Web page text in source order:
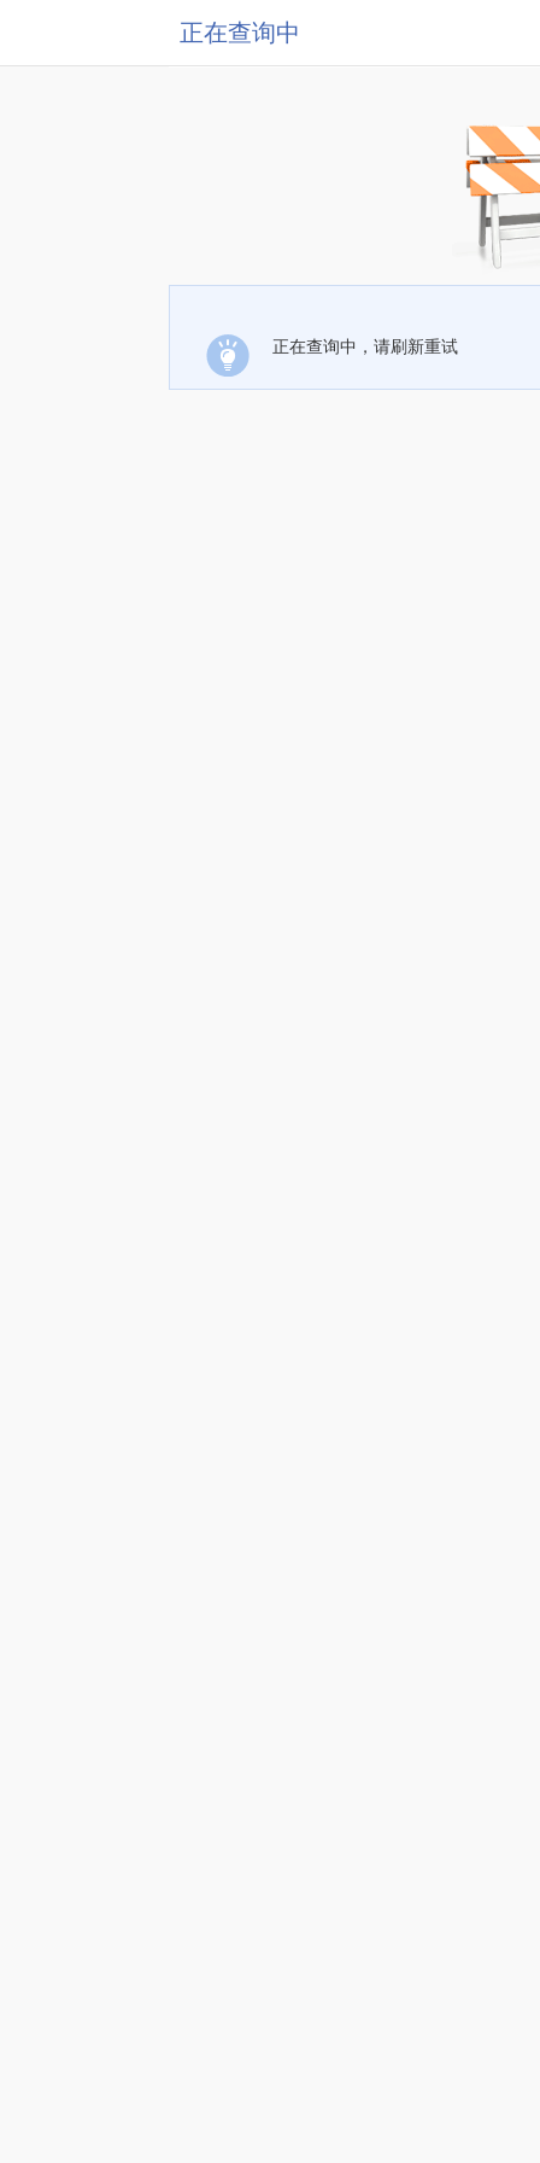
正在查询中
正在查询中，请刷新重试